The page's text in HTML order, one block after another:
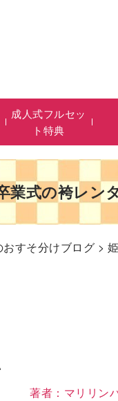
成人式フルセッ
ト特典
業式の袴レン
おすそ分けブログ >
著者：マリリン